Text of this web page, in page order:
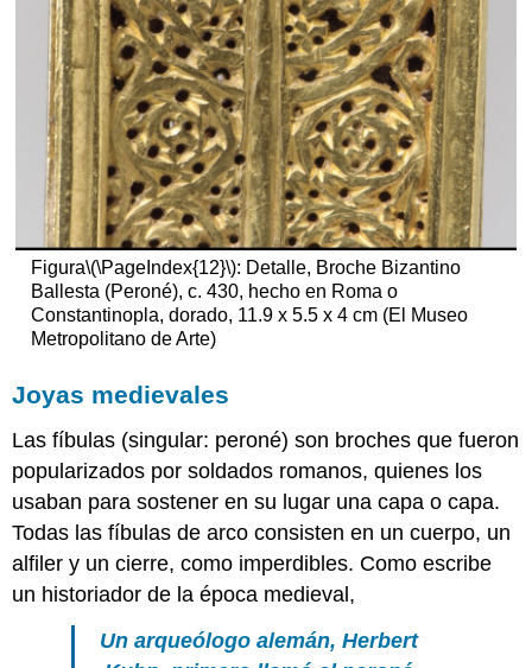
Figura\(\PageIndex{12}\): Detalle, Broche Bizantino
Ballesta (Peroné), c. 430, hecho en Roma o
Constantinopla, dorado, 11.9 x 5.5 x 4 cm (El Museo
Metropolitano de Arte)
Joyas medievales
Las fíbulas (singular: peroné) son broches que fueron
popularizados por soldados romanos, quienes los
usaban para sostener en su lugar una capa o capa.
Todas las fíbulas de arco consisten en un cuerpo, un
alfiler y un cierre, como imperdibles. Como escribe
un historiador de la época medieval,
Un arqueólogo alemán, Herbert